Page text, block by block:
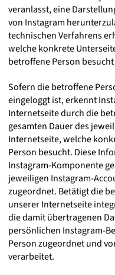
veranlasst, eine
von Instagram
technischen Verfahrens
welche konkrete
betroffene Person
Sofern die betroffene
eingeloggt ist, erkennt
Internetseite durch die
gesamten Dauer des
Internetseite, welche
Person besucht. Diese
Instagram-Komponente
jeweiligen Instagram-
zugeordnet. Betätigt die
unserer Internetseite
die damit übertragenen
persönlichen Instagram-
Person zugeordnet und
verarbeitet.